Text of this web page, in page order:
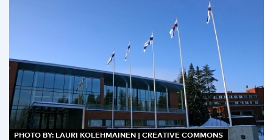
PHOTO BY: LAURI KOLEHMAINEN | CREATIVE COMMONS